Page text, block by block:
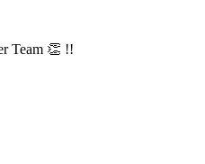
Team 👏 !!